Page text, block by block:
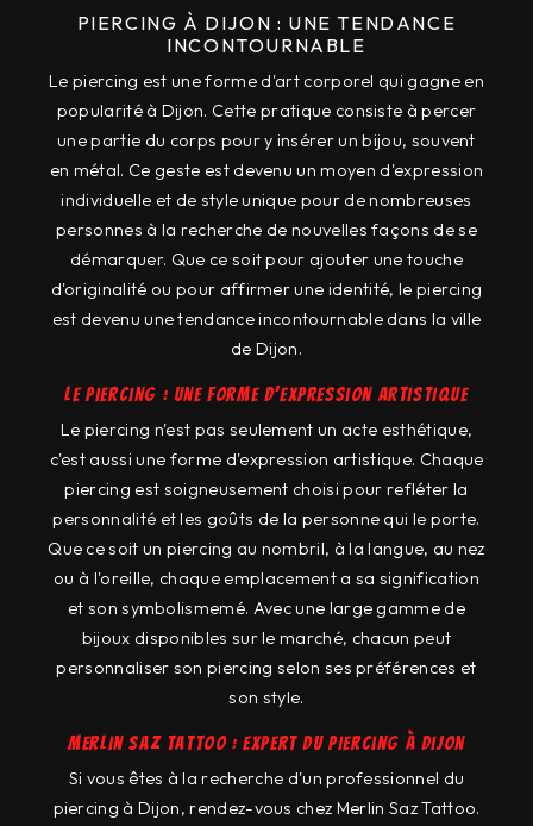
PIERCING À DIJON : UNE TENDANCE
INCONTOURNABLE
Le piercing est une forme d'art corporel qui gagne en
popularité à Dijon. Cette pratique consiste à percer
une partie du corps pour y insérer un bijou, souvent
en métal. Ce geste est devenu un moyen d'expression
individuelle et de style unique pour de nombreuses
personnes à la recherche de nouvelles façons de se
démarquer. Que ce soit pour ajouter une touche
d'originalité ou pour affirmer une identité, le piercing
est devenu une tendance incontournable dans la ville
de Dijon.
Le piercing : une forme d'expression artistique
Le piercing n'est pas seulement un acte esthétique,
c'est aussi une forme d'expression artistique. Chaque
piercing est soigneusement choisi pour refléter la
personnalité et les goûts de la personne qui le porte.
Que ce soit un piercing au nombril, à la langue, au nez
ou à l'oreille, chaque emplacement a sa signification
et son symbolismemé. Avec une large gamme de
bijoux disponibles sur le marché, chacun peut
personnaliser son piercing selon ses préférences et
son style.
Merlin Saz Tattoo : expert du piercing à Dijon
Si vous êtes à la recherche d'un professionnel du
piercing à Dijon, rendez-vous chez Merlin Saz Tattoo.